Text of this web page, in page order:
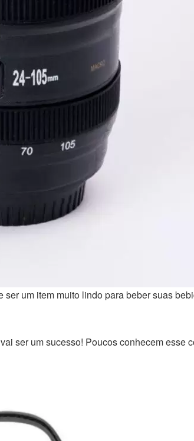
um item muito lindo para beber suas
ser um sucesso! Poucos conhecem esse